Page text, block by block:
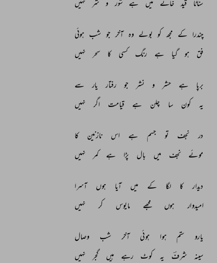
سناٹا
قید خانے میں ہے شور و شر نہیں
چندرا کے مجھ کو بولے وہ آخر جو شب ہوئی
فق
ہو گیا ہے رنگ کسی کا سحر نہیں
برپا ہے حشر و نشر جو رفتار یار
سے
یہ
کون سا چلن ہے قیامت اگر نہیں
در نجف تو جسم ہے اس نازنین
کا
موئے
نجف میں بال پڑا ہے کمر نہیں
دیدار کا لگا کے میں آیا ہوں
آسرا
امیدوار
ہوں مجھے مایوس کر نہیں
یارو ستم ہوا ہوئی آخر شب
وصال
سینہ
شرفؔ یہ کوٹ رہے ہیں گجر نہیں